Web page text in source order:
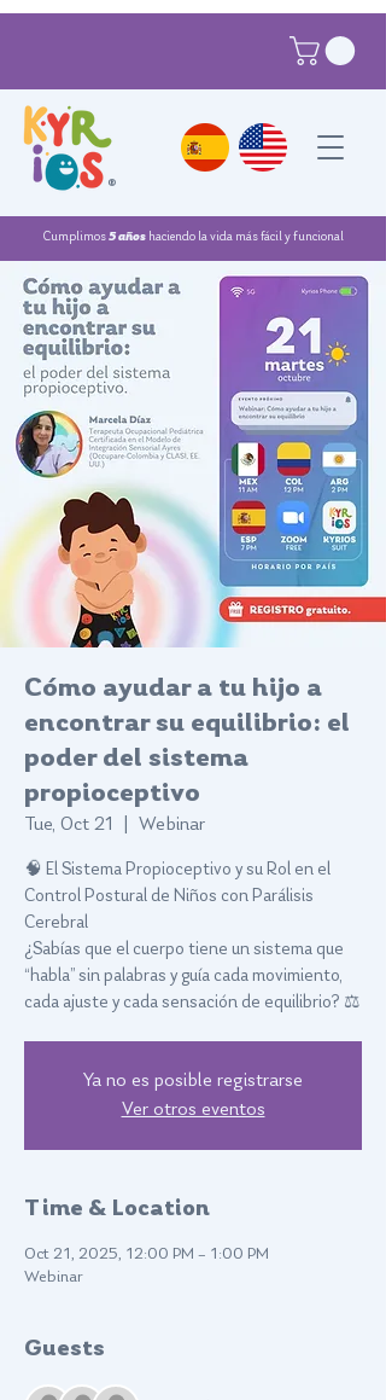
Cumplimos5 añoshaciendo la vida más fácil y funcional
®
Cómo ayudar a tu hijo a
encontrar su equilibrio: el
poder del sistema
propioceptivo
Tue, Oct 21 Webinar
🧠 El Sistema Propioceptivo y su Rol en el
Control Postural de Niños con Parálisis
Cerebral
¿Sabías que el cuerpo tiene un sistema que
“habla” sin palabras y guía cada movimiento,
cada ajuste y cada sensación de equilibrio? ⚖️
Ya no es posible registrarse
Ver otros eventos
Time & Location
Oct 21, 2025, 12:00 PM – 1:00 PM
Webinar
Guests